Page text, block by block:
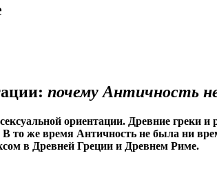
почему Античность
ориентации. Древние
то же время Античность не была ни
в Древней Греции и Древнем Риме.